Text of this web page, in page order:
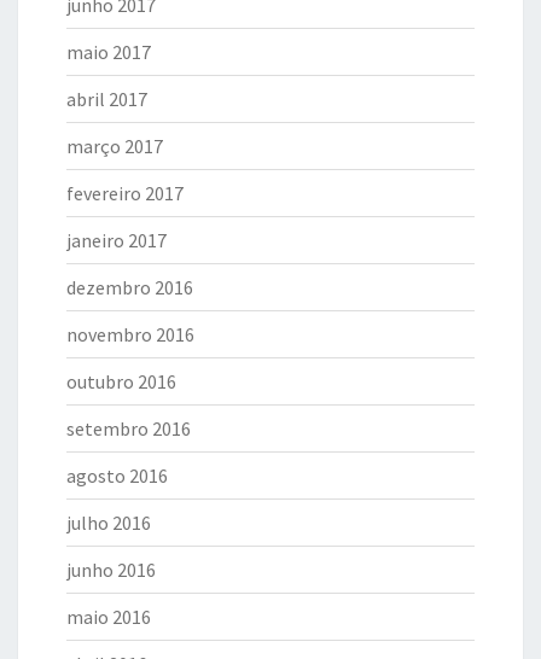
maio 2017
abril 2017
março 2017
fevereiro 2017
janeiro 2017
dezembro 2016
novembro 2016
outubro 2016
setembro 2016
agosto 2016
julho 2016
junho 2016
maio 2016